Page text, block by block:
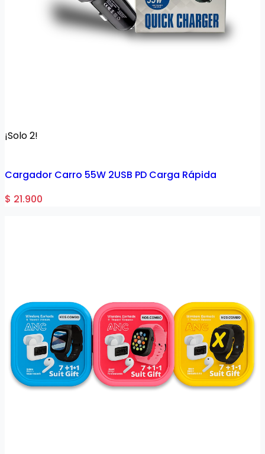
¡Solo 2!
Cargador Carro 55W 2USB PD Carga Rápida
$ 21.900